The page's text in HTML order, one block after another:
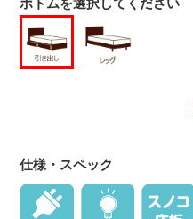
ボトムを選択してください
仕様・スペック